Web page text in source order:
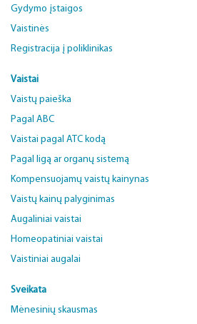
Gydymo įstaigos
Vaistinės
Registracija į poliklinikas
Vaistai
Vaistų paieška
Pagal ABC
Vaistai pagal ATC kodą
Pagal ligą ar organų sistemą
Kompensuojamų vaistų kainynas
Vaistų kainų palyginimas
Augaliniai vaistai
Homeopatiniai vaistai
Vaistiniai augalai
Sveikata
Mėnesinių skausmas